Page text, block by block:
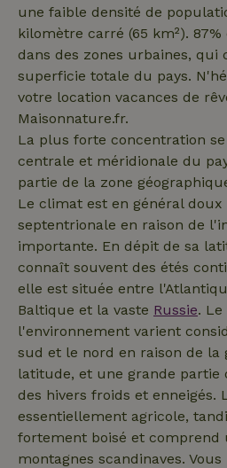
une faible densité de
kilomètre carré (65 km²).
dans des zones urbaines, qui
superficie totale du pays.
votre location vacances de
Maisonnature.fr.
La plus forte concentration
centrale et méridionale du
partie de la zone
Le climat est en général
septentrionale en raison de
importante. En dépit de sa
connaît souvent des étés
elle est située entre
Baltique et la vaste Russie.
l'environnement varient
sud et le nord en raison de la
latitude, et une grande partie
des hivers froids et enneigés.
essentiellement agricole,
fortement boisé et comprend
montagnes scandinaves.
onboarding
_nhftconstraint_term-
search
_cfuvid